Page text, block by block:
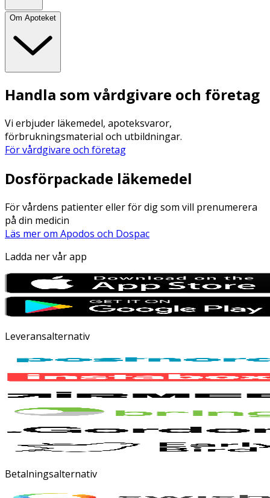
Om Apoteket
Handla som vårdgivare och företag
Vi erbjuder läkemedel, apoteksvaror,
förbrukningsmaterial och utbildningar.
För vårdgivare och företag
Dosförpackade läkemedel
För vårdens patienter eller för dig som vill prenumerera
på din medicin
Läs mer om Apodos och Dospac
Ladda ner vår app
Leveransalternativ
Betalningsalternativ